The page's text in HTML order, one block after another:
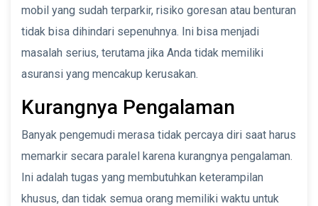
mobil yang sudah terparkir, risiko goresan atau benturan
tidak bisa dihindari sepenuhnya. Ini bisa menjadi
masalah serius, terutama jika Anda tidak memiliki
asuransi yang mencakup kerusakan.
Kurangnya Pengalaman
Banyak pengemudi merasa tidak percaya diri saat harus
memarkir secara paralel karena kurangnya pengalaman.
Ini adalah tugas yang membutuhkan keterampilan
khusus, dan tidak semua orang memiliki waktu untuk